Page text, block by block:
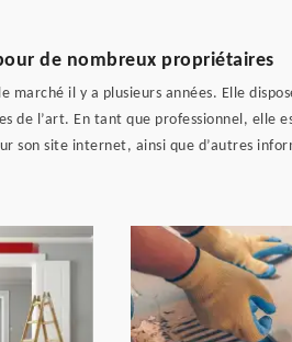
de nombreux propriétaires
marché il y a plusieurs années. Elle
de l’art. En tant que professionnel, elle
son site internet, ainsi que d’autres